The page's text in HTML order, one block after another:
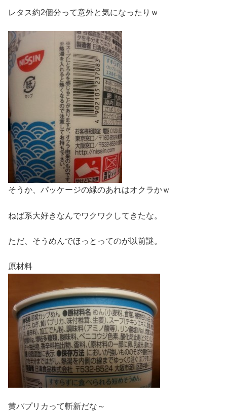
レタス約2個分って意外と気になったりｗ
そうか、パッケージの緑のあれはオクラかｗ
ねば系大好きなんでワクワクしてきたな。
ただ、そうめんでほっとってのが以前謎。
原材料
黄パプリカって斬新だな～